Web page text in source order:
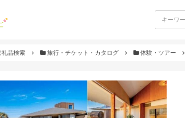
品検索 旅行・チケット・カタログ 体験・ツアー